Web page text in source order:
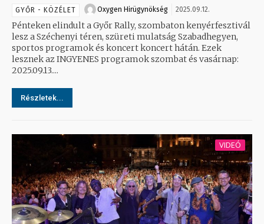
GYŐR - KÖZÉLET Oxygen Hirügynökség 2025.09.12.
Pénteken elindult a Győr Rally, szombaton kenyérfesztivál
lesz a Széchenyi téren, szüreti mulatság Szabadhegyen,
sportos programok és koncert koncert hátán. Ezek
lesznek az INGYENES programok szombat és vasárnap:
2025.09.13....
Részletek...
VIDEÓ